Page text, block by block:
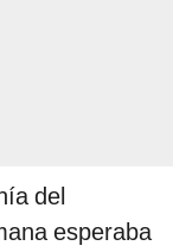
del
esperaba